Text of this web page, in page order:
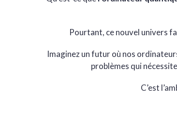
Pourtant, ce nouvel univers
Imaginez un futur où nos
problèmes qui
C’est